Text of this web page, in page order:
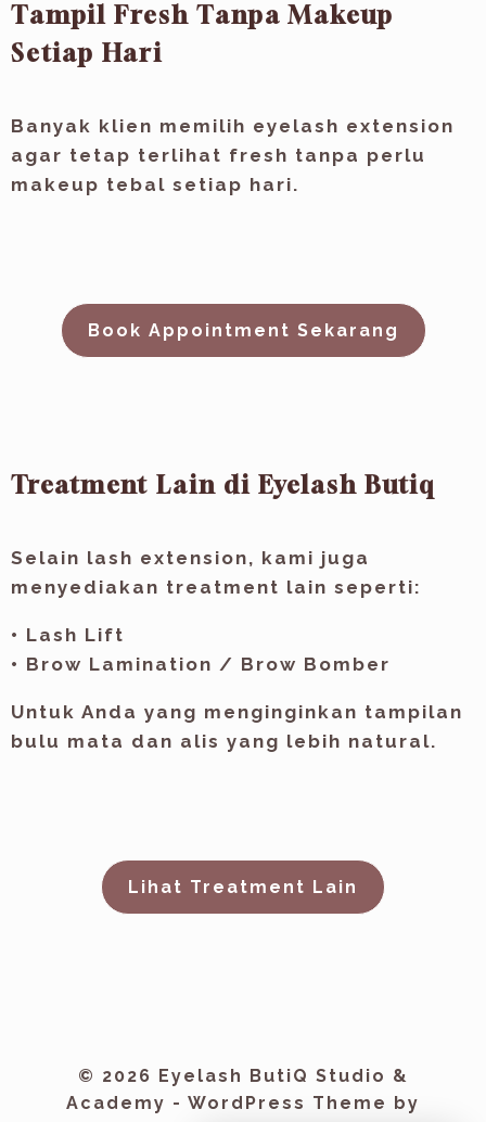
Tampil Fresh Tanpa Makeup
Setiap Hari
Banyak klien memilih eyelash extension
agar tetap terlihat fresh tanpa perlu
makeup tebal setiap hari.
Book Appointment Sekarang
Treatment Lain di Eyelash Butiq
Selain lash extension, kami juga
menyediakan treatment lain seperti:
• Lash Lift
• Brow Lamination / Brow Bomber
Untuk Anda yang menginginkan tampilan
bulu mata dan alis yang lebih natural.
Lihat Treatment Lain
© 2026 Eyelash ButiQ Studio &
Academy - WordPress Theme by